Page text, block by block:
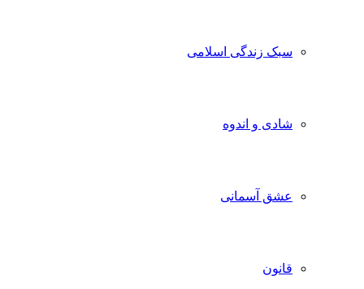
سبک زندگی اسلامی
شادی و اندوه
عشق آسمانی